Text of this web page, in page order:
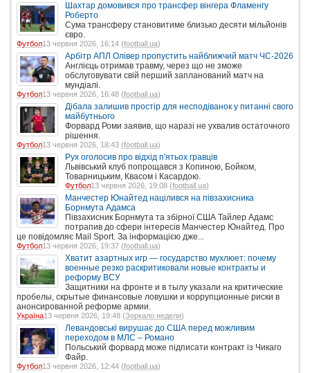
Шахтар домовився про трансфер вінгера Фламенгу
Роберто
Сума трансферу становитиме близько десяти мільйонів
євро.
Футбол13 червня 2026, 16:14 (football.ua)
Арбітр АПЛ Олівер пропустить найближчий матч ЧС-2026
Англієць отримав травму, через що не зможе
обслуговувати свій перший запланований матч на
мундіалі.
Футбол13 червня 2026, 16:48 (football.ua)
Дібала залишив простір для несподіванок у питанні свого
майбутнього
Форвард Роми заявив, що наразі не ухвалив остаточного
рішення.
Футбол13 червня 2026, 18:43 (football.ua)
Рух оголосив про відхід п'ятьох гравців
Львівський клуб попрощався з Копиною, Бойком,
Товарницьким, Квасом і Касардою.
Футбол13 червня 2026, 19:08 (football.ua)
Манчестер Юнайтед націлився на півзахисника
Борнмута Адамса
Півзахисник Борнмута та збірної США Тайлер Адамс
потрапив до сфери інтересів Манчестер Юнайтед. Про
це повідомляє Mail Sport. За інформацією дже...
Футбол13 червня 2026, 19:37 (football.ua)
Хватит азартных игр — государство мухлюет: почему
военные резко раскритиковали новые контракты и
реформу ВСУ
Защитники на фронте и в тылу указали на критические
пробелы, скрытые финансовые ловушки и коррупционные риски в
анонсированной реформе армии.
Україна13 червня 2026, 19:48 (Зеркало недели)
Левандовські вирушає до США перед можливим
переходом в МЛС – Романо
Польський форвард може підписати контракт із Чикаго
Файр.
Футбол13 червня 2026, 12:44 (football.ua)